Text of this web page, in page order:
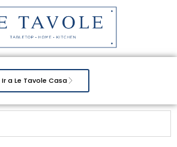
Ir a Le Tavole Casa